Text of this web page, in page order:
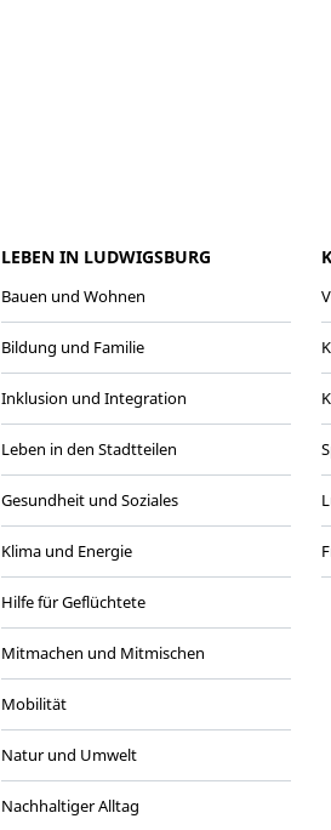
LEBEN IN LUDWIGSBURG
Bauen und Wohnen
Bildung und Familie
Inklusion und Integration
Leben in den Stadtteilen
Gesundheit und Soziales
Klima und Energie
Hilfe für Geflüchtete
Mitmachen und Mitmischen
Mobilität
Natur und Umwelt
Nachhaltiger Alltag